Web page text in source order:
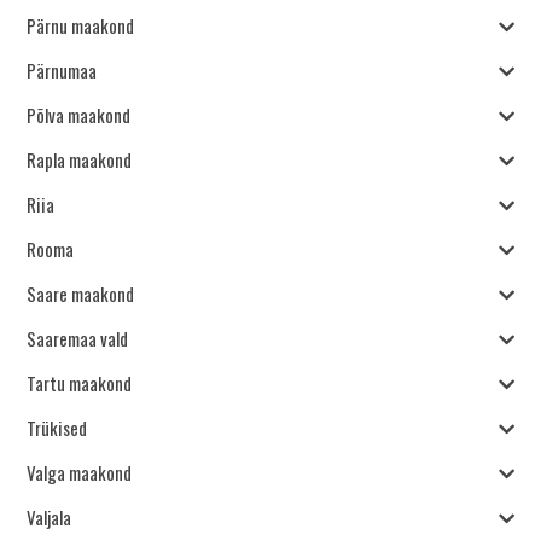
Pärnu maakond
Pärnumaa
Põlva maakond
Rapla maakond
Riia
Rooma
Saare maakond
Saaremaa vald
Tartu maakond
Trükised
Valga maakond
Valjala